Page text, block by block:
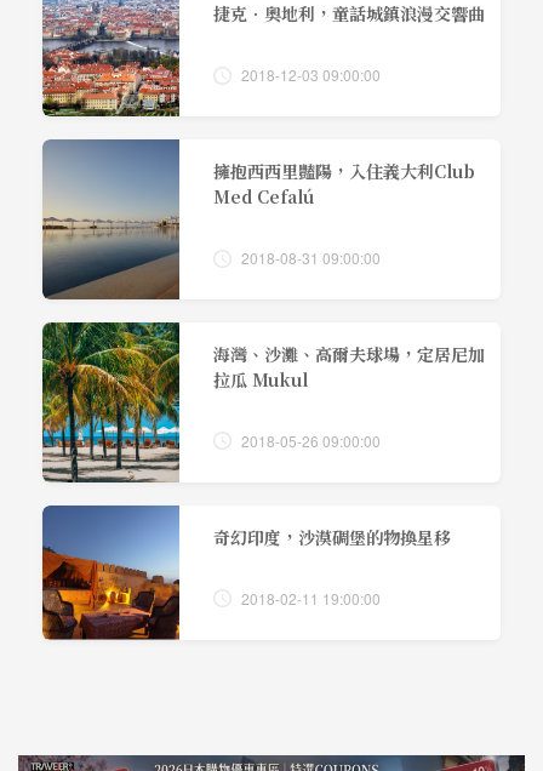
捷克．奧地利，童話城鎮浪漫交響曲
2018-12-03 09:00:00
擁抱西西里豔陽，入住義大利Club
Med Cefalú
2018-08-31 09:00:00
海灣、沙灘、高爾夫球場，定居尼加
拉瓜 Mukul
2018-05-26 09:00:00
奇幻印度，沙漠碉堡的物換星移
2018-02-11 19:00:00